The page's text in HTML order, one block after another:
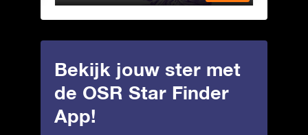
Bekijk jouw ster met
de OSR Star Finder
App!